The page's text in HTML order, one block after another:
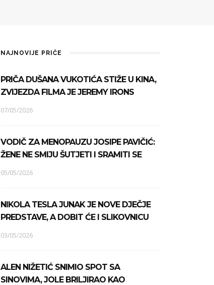
NAJNOVIJE PRIČE
PRIČA DUŠANA VUKOTIĆA STIŽE U KINA,
ZVIJEZDA FILMA JE JEREMY IRONS
07/05/2026
VODIČ ZA MENOPAUZU JOSIPE PAVIČIĆ:
ŽENE NE SMIJU ŠUTJETI I SRAMITI SE
05/05/2026
NIKOLA TESLA JUNAK JE NOVE DJEČJE
PREDSTAVE, A DOBIT ĆE I SLIKOVNICU
03/05/2026
ALEN NIŽETIĆ SNIMIO SPOT SA
SINOVIMA, JOLE BRILJIRAO KAO